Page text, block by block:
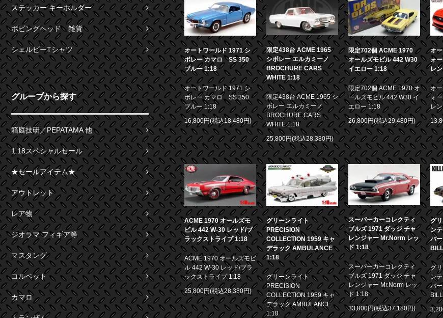
ステッカー キーホルダー
ボビングヘッド 雑貨
シェルビーTシャツ
グループから探す
箱庭技研／PEPATAMA 他
1:18スペシャルセール
★セールアイテム★
アウトレット
レア物
ジオラマ フィギア等
マスタング
コルベット
カマロ
オートワールド 1971 シ
ボレー カマロ SS 350
ブルー 1:18
オートワールド 1971 シ
ボレー カマロ SS 350
ブルー 1:18
16,800円(税込18,480円)
限定438台 ACME 1965
シボレー エルカミーノ
BROCHURE CARS
WHITE 1:18
限定438台 ACME 1965 シ
ボレー エルカミーノ
BROCHURE CARS
WHITE 1:18
25,800円(税込28,380円)
限定702個 ACME 1970
オールズモビル 442 W30
イエロー 1:18
限定702個 ACME 1970 オ
ールズモビル 442 W30 イ
エロー 1:18
26,800円(税込29,480円)
オ
ォ
レ
オ
ォ
レ
ACME 1970 オールズモ
ビル 442 W-30 レッド/ブ
ラックストライプ 1:18
ACME 1970 オールズモビ
ル 442 W-30 レッド/ブラ
ックストライプ 1:18
25,800円(税込28,380円)
グリーンライト
PRECISION
COLLECTION 1959 キャ
デラック AMBULANCE
1:18
グリーンライト
PRECISION
COLLECTION 1959 キャ
デラック AMBULANCE
1:18
スーパーカーコレクティ
ブルズ 1971 ダッジ チャ
レンジャー Mr.Norm レッ
ド 1:18
スーパーカーコレクティ
ブルズ 1971 ダッジ チャ
レンジャー Mr.Norm レッ
ド 1:18
33,800円(税込37,180円)
グ
ン
バ
グ
ン
バ